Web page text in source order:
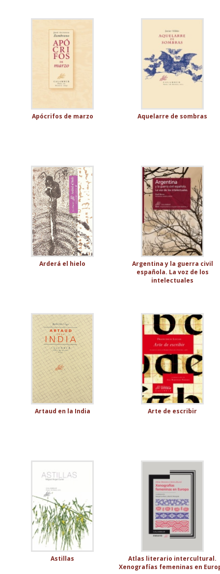
Apócrifos de marzo Aquelarre de sombras
Arderá el hielo
Argentina y la guerra civil
española. La voz de los
intelectuales
Artaud en la India Arte de escribir
Astillas
Atlas literario intercultural.
Xenografías femeninas en